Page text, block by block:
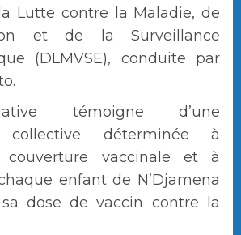
Lutte contre la Maladie, de
et de la Surveillance
(DLMVSE), conduite par
témoigne d’une
collective déterminée à
vaccinale et à
enfant de N’Djamena
dose de vaccin contre la